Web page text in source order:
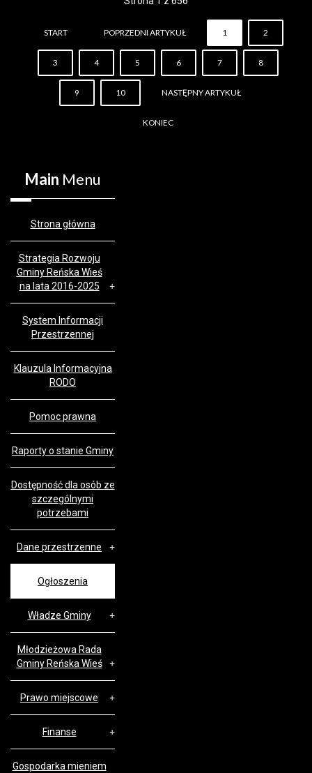
START POPRZEDNI ARTYKUŁ 1 2
3 4 5 6 7 8
9 10 NASTĘPNY ARTYKUŁ
KONIEC
Main Menu
Strona główna
Strategia Rozwoju
Gminy Reńska Wieś
na lata 2016-2025
System Informacji
Przestrzennej
Klauzula Informacyjna
RODO
Pomoc prawna
Raporty o stanie Gminy
Dostępność dla osób ze
szczególnymi
potrzebami
Dane przestrzenne
Ogłoszenia
Władze Gminy
Młodzieżowa Rada
Gminy Reńska Wieś
Prawo miejscowe
Finanse
Gospodarka mieniem